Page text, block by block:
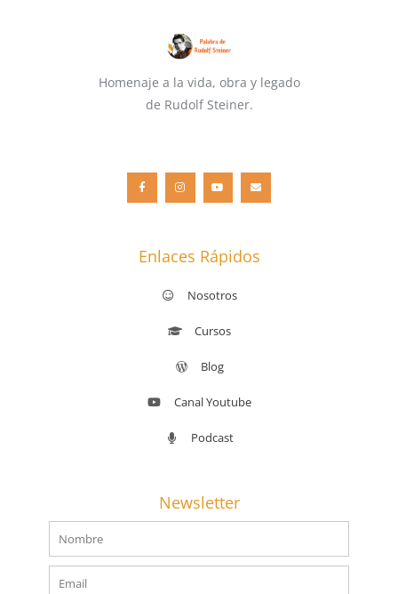
Homenaje a la vida, obra y legado
de Rudolf Steiner.
c
e
b
o
s
t
a
g
u
t
u
b
v
e
l
o
Enlaces Rápidos
Nosotros
Cursos
Blog
Canal Youtube
Podcast
Newsletter
Nombre
Email